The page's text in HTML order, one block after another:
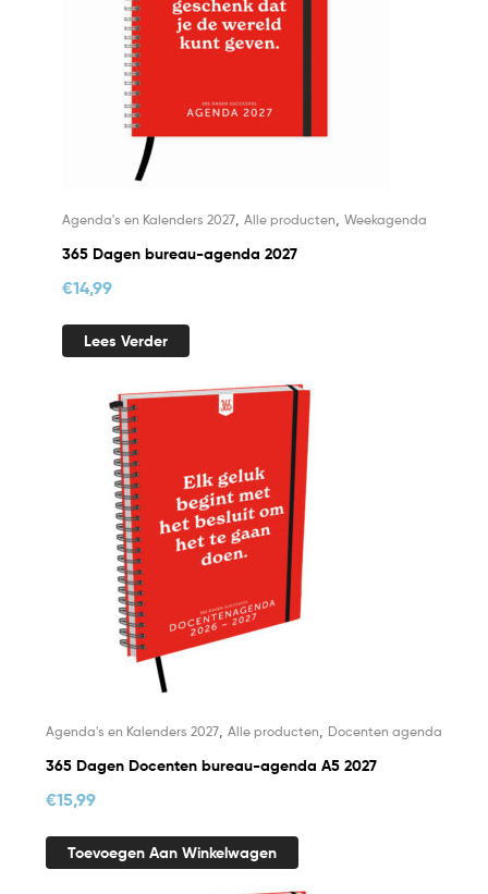
Agenda's en Kalenders 2027, Alle producten Weekagenda
365 Dagen bureau-agenda 2027
€14,99
Lees Verder
Agenda's en Kalenders 2027 Alle producten Docenten agenda
365 Dagen Docenten bureau-agenda A5 2027
€15,99
Toevoegen Aan Winkelwagen